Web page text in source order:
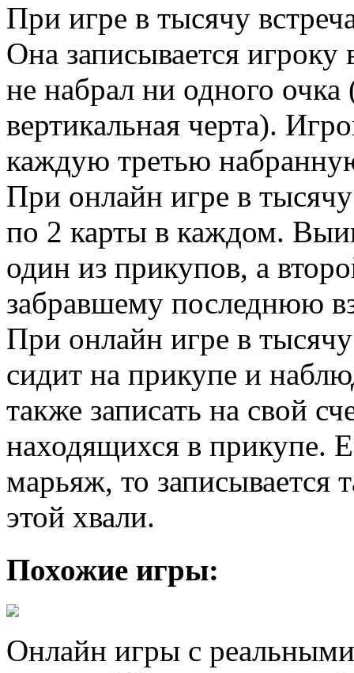
При игре в тысячу
Она записывается
не набрал ни одного очка
вертикальная черта).
каждую третью
При онлайн игре в
по 2 карты в каждом.
один из прикупов, а
забравшему последнюю
При онлайн игре в
сидит на прикупе и
также записать на свой
находящихся в прикупе.
марьяж, то записывается
этой хвали.
Похожие игры:
Онлайн игры с